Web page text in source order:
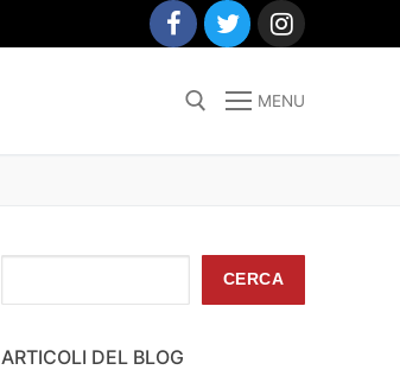
MENU
CERCA
ARTICOLI DEL BLOG